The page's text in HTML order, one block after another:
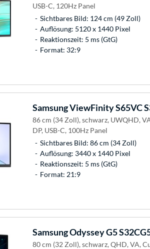
USB-C, 120Hz Panel
Sichtbares Bild: 124 cm (49 Zoll)
Auflösung: 5120 x 1440 Pixel
Reaktionszeit: 5 ms (GtG)
Format: 32:9
SamsungViewFinity S65VC
86 cm (34 Zoll), schwarz, UWQHD,
DP, USB-C, 100Hz Panel
Sichtbares Bild: 86 cm (34 Zoll)
Auflösung: 3440 x 1440 Pixel
Reaktionszeit: 5 ms (GtG)
Format: 21:9
SamsungOdyssey G5
80 cm (32 Zoll), schwarz, QHD, VA,